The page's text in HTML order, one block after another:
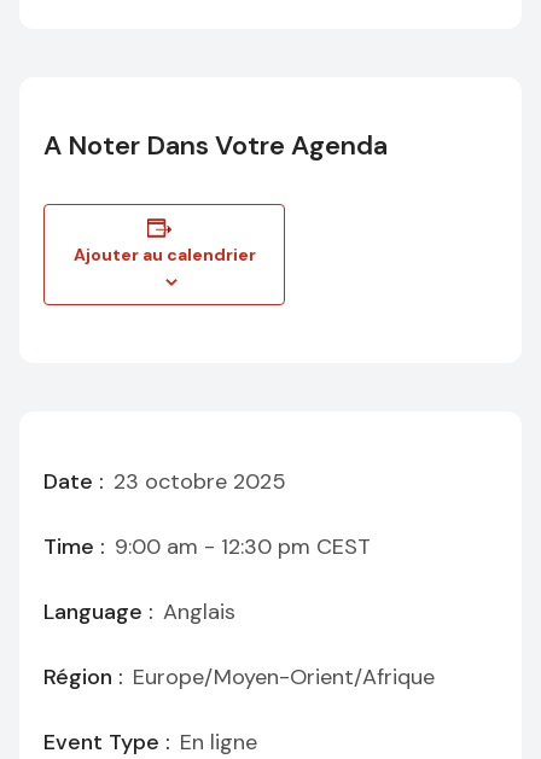
A Noter Dans Votre Agenda
Ajouter au calendrier
Date : 23 octobre 2025
Time : 9:00 am - 12:30 pm CEST
Language : Anglais
Région : Europe/Moyen-Orient/Afrique
Event Type : En ligne